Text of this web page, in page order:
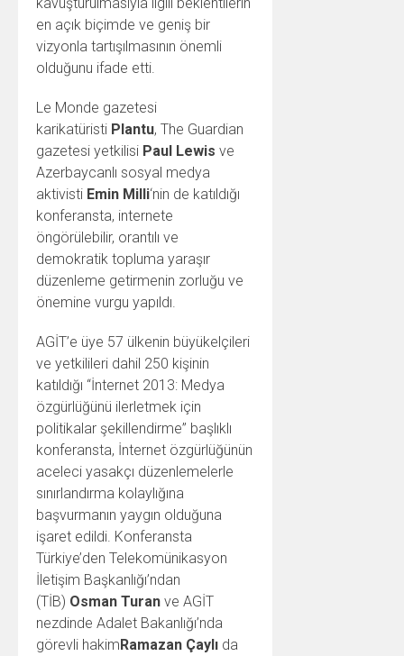
en açık biçimde ve geniş bir
vizyonla tartışılmasının önemli
olduğunu ifade etti.
Le Monde gazetesi
karikatüristi Plantu, The Guardian
gazetesi yetkilisi Paul Lewis ve
Azerbaycanlı sosyal medya
aktivisti Emin Milli‘nin de katıldığı
konferansta, internete
öngörülebilir, orantılı ve
demokratik topluma yaraşır
düzenleme getirmenin zorluğu ve
önemine vurgu yapıldı.
AGİT’e üye 57 ülkenin büyükelçileri
ve yetkilileri dahil 250 kişinin
katıldığı “İnternet 2013: Medya
özgürlüğünü ilerletmek için
politikalar şekillendirme” başlıklı
konferansta, İnternet özgürlüğünün
aceleci yasakçı düzenlemelerle
sınırlandırma kolaylığına
başvurmanın yaygın olduğuna
işaret edildi. Konferansta
Türkiye’den Telekomünikasyon
İletişim Başkanlığı’ndan
(TİB) Osman Turan ve AGİT
nezdinde Adalet Bakanlığı’nda
görevli hakimRamazan Çaylı da